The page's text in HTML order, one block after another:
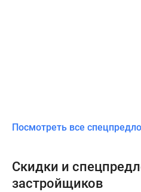
Посмотреть все
Скидки и
застройщиков